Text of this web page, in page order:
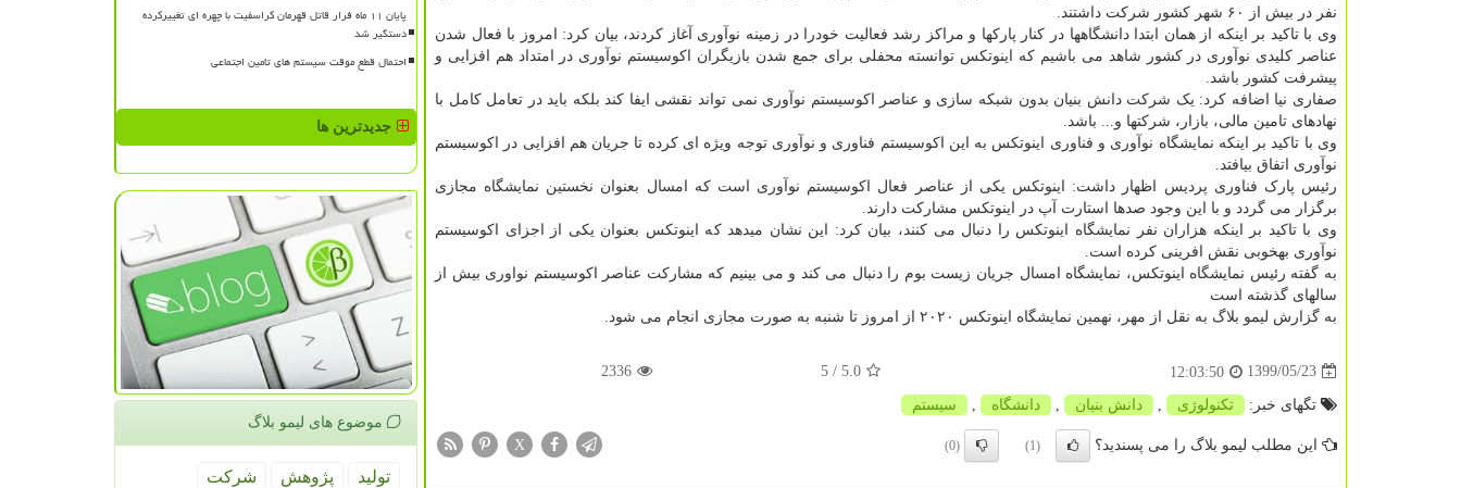
نفر در بیش از ۶۰ شهر کشور شرکت داشتند.
وی با تاکید بر اینکه از همان ابتدا دانشگاهها در کنار پارکها و مراکز رشد فعالیت خودرا در زمینه نوآوری آغاز کردند، بیان کرد: امروز با فعال شدن
عناصر کلیدی نوآوری در کشور شاهد می باشیم که اینوتکس توانسته محفلی برای جمع شدن بازیگران اکوسیستم نوآوری در امتداد هم افزایی و
پیشرفت کشور باشد.
صفاری نیا اضافه کرد: یک شرکت دانش بنیان بدون شبکه سازی و عناصر اکوسیستم نوآوری نمی تواند نقشی ایفا کند بلکه باید در تعامل کامل با
نهادهای تامین مالی، بازار، شرکتها و... باشد.
وی با تاکید بر اینکه نمایشگاه نوآوری و فناوری اینوتکس به این اکوسیستم فناوری و نوآوری توجه ویژه ای کرده تا جریان هم افزایی در اکوسیستم
نوآوری اتفاق بیافتد.
رئیس پارک فناوری پردیس اظهار داشت: اینوتکس یکی از عناصر فعال اکوسیستم نوآوری است که امسال بعنوان نخستین نمایشگاه مجازی
برگزار می گردد و با این وجود صدها استارت آپ در اینوتکس مشارکت دارند.
وی با تاکید بر اینکه هزاران نفر نمایشگاه اینوتکس را دنبال می کنند، بیان کرد: این نشان میدهد که اینوتکس بعنوان یکی از اجزای اکوسیستم
نوآوری بهخوبی نقش افرینی کرده است.
به گفته رئیس نمایشگاه اینوتکس، نمایشگاه امسال جریان زیست بوم را دنبال می کند و می بینیم که مشارکت عناصر اکوسیستم نواوری بیش از
سالهای گذشته است
به گزارش لیمو بلاگ به نقل از مهر، نهمین نمایشگاه اینوتکس ۲۰۲۰ از امروز تا شنبه به صورت مجازی انجام می شود.
1399/05/23
12:03:50
5.0
/ 5
2336
تگهای خبر: تكنولوژی دانش بنیان دانشگاه سیستم
این مطلب لیمو بلاگ را می پسندید؟ (1)
(0)
X
پایان ۱۱ ماه فرار قاتل قهرمان کراسفیت با چهره ای تغییرکرده
دستگیر شد
احتمال قطع موقت سیستم های تامین اجتماعی
جدیدترین ها
موضوع های لیمو بلاگ
تولید پژوهش
شركت